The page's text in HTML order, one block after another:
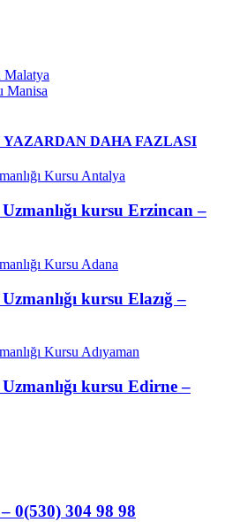
Manisa
YAZARDAN DAHA FAZLASI
kursu Erzincan –
kursu Elazığ –
kursu Edirne –
0(530) 304 98 98